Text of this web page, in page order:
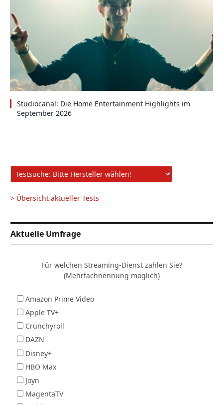
Studiocanal: Die Home Entertainment Highlights im
September 2026
> Übersicht aktueller Tests
Aktuelle Umfrage
Für welchen Streaming-Dienst zahlen Sie?
(Mehrfachnennung möglich)
Amazon Prime Video
Apple TV+
Crunchyroll
DAZN
Disney+
HBO Max
Joyn
MagentaTV